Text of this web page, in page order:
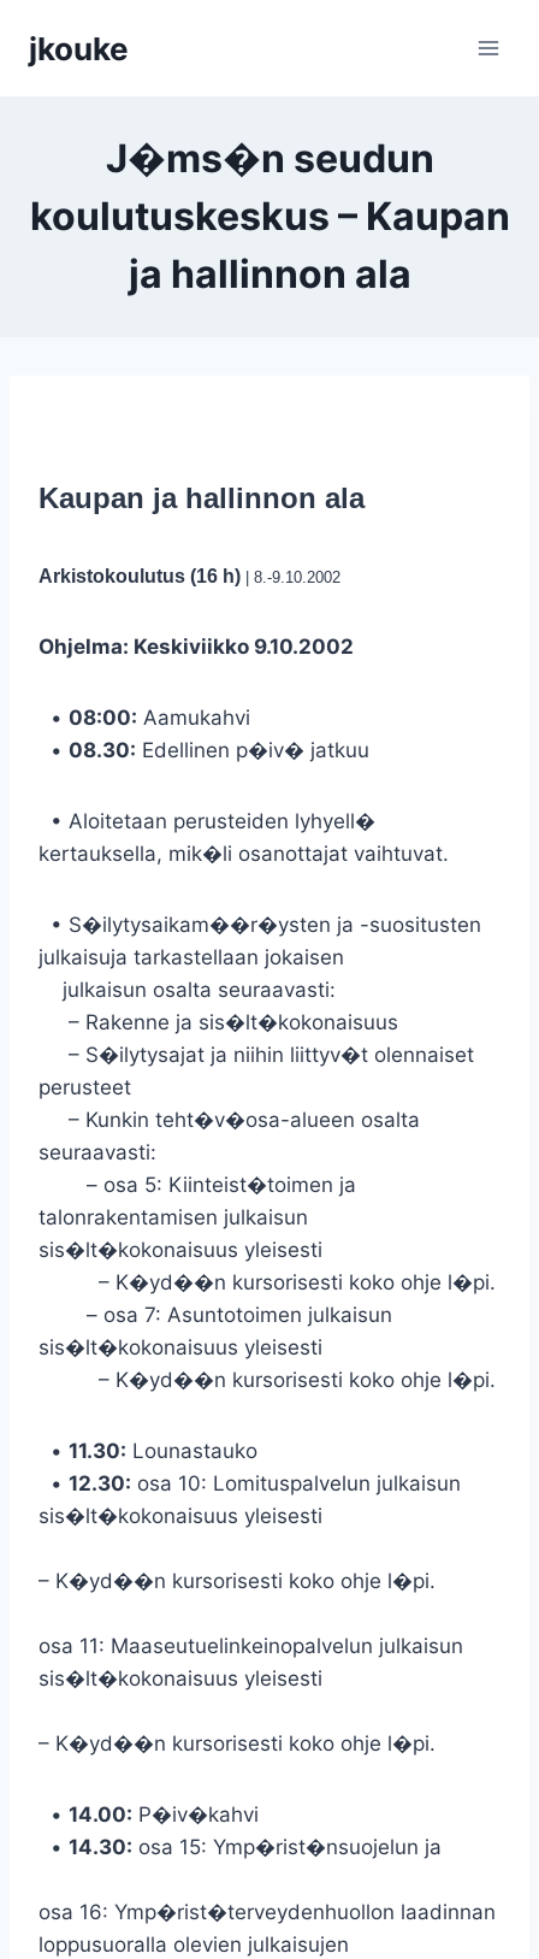
sisältöön
jkouke
J�ms�n seudun
koulutuskeskus – Kaupan
ja hallinnon ala
Kaupan ja hallinnon ala
Arkistokoulutus (16 h) | 8.-9.10.2002
Ohjelma: Keskiviikko 9.10.2002
• 08:00: Aamukahvi
• 08.30: Edellinen p�iv� jatkuu
• Aloitetaan perusteiden lyhyell�
kertauksella, mik�li osanottajat vaihtuvat.
• S�ilytysaikam��r�ysten ja -suositusten
julkaisuja tarkastellaan jokaisen
julkaisun osalta seuraavasti:
– Rakenne ja sis�lt�kokonaisuus
– S�ilytysajat ja niihin liittyv�t olennaiset
perusteet
– Kunkin teht�v�osa-alueen osalta
seuraavasti:
– osa 5: Kiinteist�toimen ja
talonrakentamisen julkaisun
sis�lt�kokonaisuus yleisesti
– K�yd��n kursorisesti koko ohje l�pi.
– osa 7: Asuntotoimen julkaisun
sis�lt�kokonaisuus yleisesti
– K�yd��n kursorisesti koko ohje l�pi.
• 11.30: Lounastauko
• 12.30: osa 10: Lomituspalvelun julkaisun
sis�lt�kokonaisuus yleisesti
– K�yd��n kursorisesti koko ohje l�pi.
osa 11: Maaseutuelinkeinopalvelun julkaisun
sis�lt�kokonaisuus yleisesti
– K�yd��n kursorisesti koko ohje l�pi.
• 14.00: P�iv�kahvi
• 14.30: osa 15: Ymp�rist�nsuojelun ja
osa 16: Ymp�rist�terveydenhuollon laadinnan
loppusuoralla olevien julkaisujen